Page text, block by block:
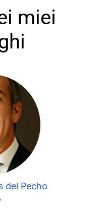
miei
del Pecho